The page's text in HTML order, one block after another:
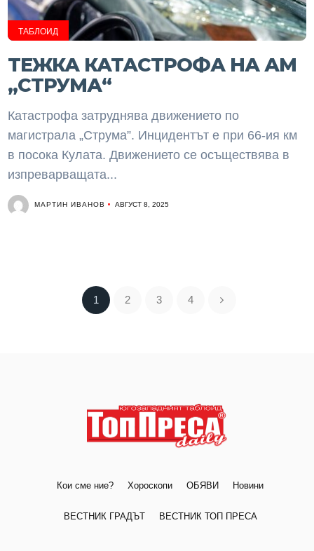
ТАБЛОИД
ТЕЖКА КАТАСТРОФА НА АМ
„СТРУМА“
Катастрофа затруднява движението по
магистрала „Струма”. Инцидентът е при 66-ия км
в посока Кулата. Движението се осъществява в
изпреварващата...
МАРТИН ИВАНОВ АВГУСТ 8, 2025
1 2 3 4
Кои сме ние? Хороскопи ОБЯВИ Новини
ВЕСТНИК ГРАДЪТ ВЕСТНИК ТОП ПРЕСА